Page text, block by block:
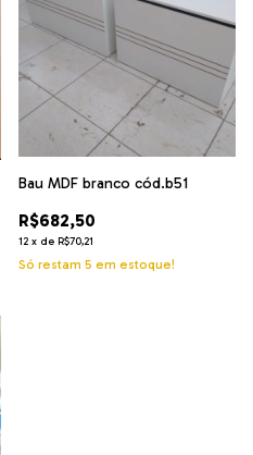
Bau MDF branco cód.b51
R$682,50
12 x de R$70,21
Só restam 5 em estoque!